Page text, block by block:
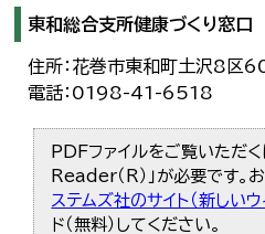
東和総合支所健康づくり窓口
住所：花巻市東和町土沢8区
電話：0198-41-6518
PDFファイルをご覧いただく
Reader（R）」が必要です。
ステムズ社のサイト（新しいウ
ド（無料）してください。